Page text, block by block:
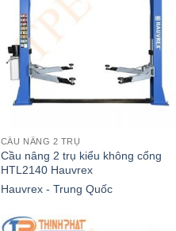
CẦU NÂNG 2 TRỤ
Cầu nâng 2 trụ kiểu không cổng
HTL2140 Hauvrex
Hauvrex - Trung Quốc